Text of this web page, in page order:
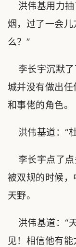
洪伟基用力抽
烟，过了一会
么？”
李长宇沉默了
城并没有做出
和事佬的角色。
洪伟基道：“
李长宇点了点
被双规的时候
天野。
洪伟基道：“
见！相信他有